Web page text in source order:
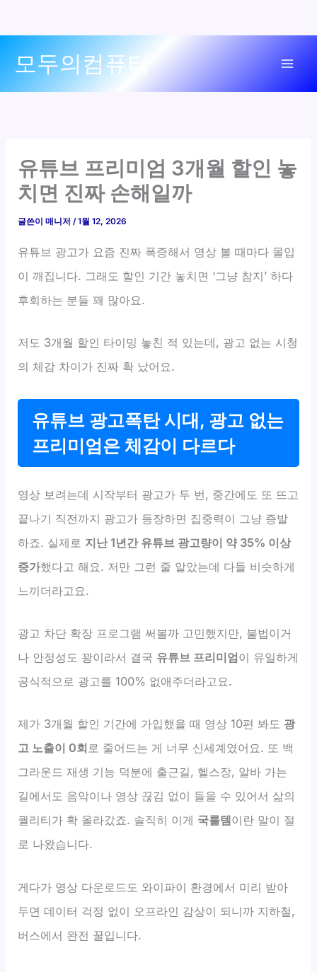
모두의컴퓨터
유튜브 프리미엄 3개월 할인 놓
치면 진짜 손해일까
글쓴이매니저/1월 12, 2026
유튜브 광고가 요즘 진짜 폭증해서 영상 볼 때마다 몰입
이 깨집니다. 그래도 할인 기간 놓치면 ‘그냥 참지’ 하다
후회하는 분들 꽤 많아요.
저도 3개월 할인 타이밍 놓친 적 있는데, 광고 없는 시청
의 체감 차이가 진짜 확 났어요.
유튜브 광고폭탄 시대, 광고 없는
프리미엄은 체감이 다르다
영상 보려는데 시작부터 광고가 두 번, 중간에도 또 뜨고
끝나기 직전까지 광고가 등장하면 집중력이 그냥 증발
하죠. 실제로 지난 1년간 유튜브 광고량이 약 35% 이상
증가했다고 해요. 저만 그런 줄 알았는데 다들 비슷하게
느끼더라고요.
광고 차단 확장 프로그램 써볼까 고민했지만, 불법이거
나 안정성도 꽝이라서 결국 유튜브 프리미엄이 유일하게
공식적으로 광고를 100% 없애주더라고요.
제가 3개월 할인 기간에 가입했을 때 영상 10편 봐도 광
고 노출이 0회로 줄어드는 게 너무 신세계였어요. 또 백
그라운드 재생 기능 덕분에 출근길, 헬스장, 알바 가는
길에서도 음악이나 영상 끊김 없이 들을 수 있어서 삶의
퀄리티가 확 올라갔죠. 솔직히 이게 국룰템이란 말이 절
로 나왔습니다.
게다가 영상 다운로드도 와이파이 환경에서 미리 받아
두면 데이터 걱정 없이 오프라인 감상이 되니까 지하철,
버스에서 완전 꿀입니다.